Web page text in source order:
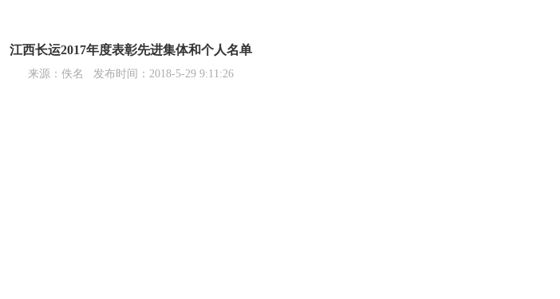
江西长运2017年度表彰先进集体和个人名单
来源： 佚名 发布时间： 2018-5-29 9:11:26